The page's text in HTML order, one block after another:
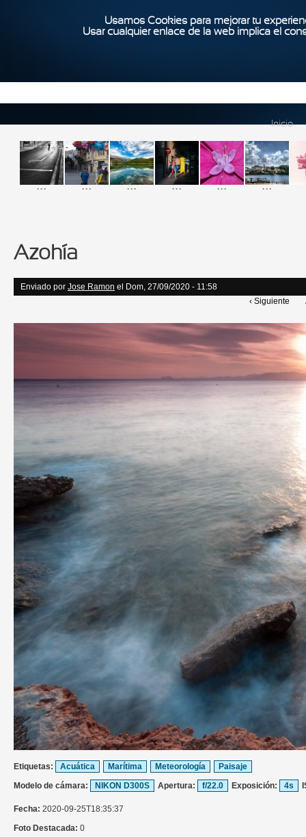
Usamos Cookies para mejorar tu
Usar cualquier enlace de la web implica el
Inicio
... ... ... ... ... ...
Azohía
Enviado por Jose Ramon el Dom, 27/09/2020 - 11:58
‹ Siguiente
Etiquetas: Acuática Marítima Meteorología
Paisaje
Modelo de cámara:
NIKON D300S Apertura: f/22.0 Exposición: 4s
Fecha: 2020-09-25T18:35:37
Foto Destacada: 0